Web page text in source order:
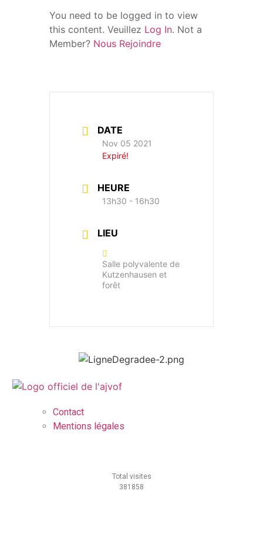
You need to be logged in to view
this content. Veuillez Log In. Not a
Member? Nous Rejoindre
DATE
Nov 05 2021
Expiré!
HEURE
13h30 - 16h30
LIEU
Salle polyvalente de
Kutzenhausen et
forêt
Contact
Mentions légales
Total visites
381858